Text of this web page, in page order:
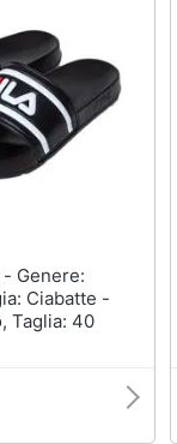
Ciabatte -
Taglia: 40